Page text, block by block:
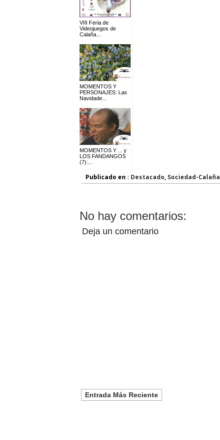
VIII Feria de
Videojuegos de
Calaña...
MOMENTOS Y
PERSONAJES: Las
Navidade...
MOMENTOS Y ... y
LOS FANDANGOS
(7):...
Publicado en : Destacado, Sociedad-
No hay comentarios:
Deja un comentario
Entrada Más Reciente